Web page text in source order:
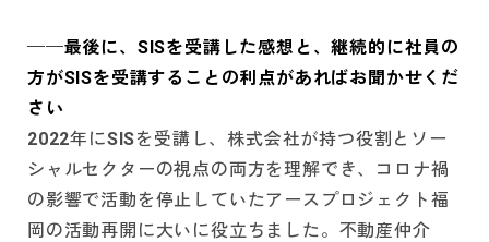
──最後に、SISを受講した感想と、継続的に社員の
方がSISを受講することの利点があればお聞かせくだ
さい
2022年にSISを受講し、株式会社が持つ役割とソー
シャルセクターの視点の両方を理解でき、コロナ禍
の影響で活動を停止していたアースプロジェクト福
岡の活動再開に大いに役立ちました。不動産仲介